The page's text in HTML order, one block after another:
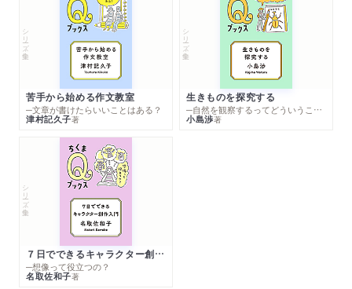
シリーズ・全集
苦手から始める作文教室
─文章が書けたらいいことはある？
津村記久子著
シリーズ・全集
生きものを探究する
─自然を観察するってどういうこと？
小島渉著
シリーズ・全集
７日でできるキャラクター創作入門
─想像って役立つの？
名取佐和子著